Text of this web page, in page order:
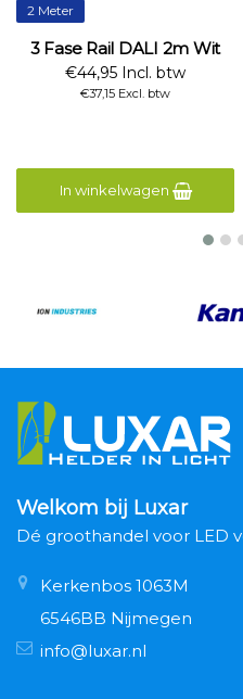
2 Meter
3 Fase Rail DALI 2m Wit
€44,95 Incl. btw
€37,15 Excl. btw
In winkelwagen
Welkom bij Luxar
Dé groothandel voor LED
Kerkenbos 1063M
6546BB Nijmegen
info@luxar.nl